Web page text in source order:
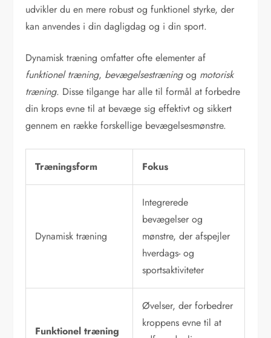
udvikler du en mere robust og funktionel styrke, der
kan anvendes i din dagligdag og i din sport.
Dynamisk træning omfatter ofte elementer af
funktionel træning, bevægelsestræningog motorisk
træning. Disse tilgange har alle til formål at forbedre
din krops evne til at bevæge sig effektivt og sikkert
gennem en række forskellige bevægelsesmønstre.
Træningsform Fokus
Dynamisk træning
Integrerede
bevægelser og
mønstre, der afspejler
hverdags- og
sportsaktiviteter
Funktionel træning
Øvelser, der forbedrer
kroppens evne til at